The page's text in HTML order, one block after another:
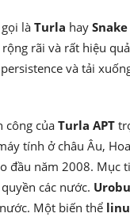
là Turla hay
rãi và rất hiệu
và tải
công của Turla APT
tính ở châu Âu,
đầu năm 2008. Mục
các nước.
Một biến thể